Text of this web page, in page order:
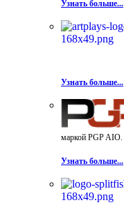
Узнать больше...
Узнать больше...
маркой PGP AIO.
Узнать больше...